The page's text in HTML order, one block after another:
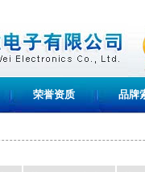
荣誉资质 品牌